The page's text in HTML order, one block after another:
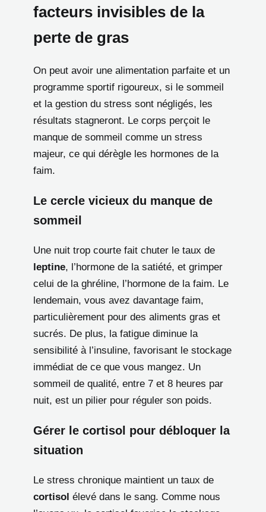
facteurs invisibles de la
perte de gras
On peut avoir une alimentation parfaite et un
programme sportif rigoureux, si le sommeil
et la gestion du stress sont négligés, les
résultats stagneront. Le corps perçoit le
manque de sommeil comme un stress
majeur, ce qui dérègle les hormones de la
faim.
Le cercle vicieux du manque de
sommeil
Une nuit trop courte fait chuter le taux de
leptine, l’hormone de la satiété, et grimper
celui de la ghréline, l’hormone de la faim. Le
lendemain, vous avez davantage faim,
particulièrement pour des aliments gras et
sucrés. De plus, la fatigue diminue la
sensibilité à l’insuline, favorisant le stockage
immédiat de ce que vous mangez. Un
sommeil de qualité, entre 7 et 8 heures par
nuit, est un pilier pour réguler son poids.
Gérer le cortisol pour débloquer la
situation
Le stress chronique maintient un taux de
cortisol élevé dans le sang. Comme nous